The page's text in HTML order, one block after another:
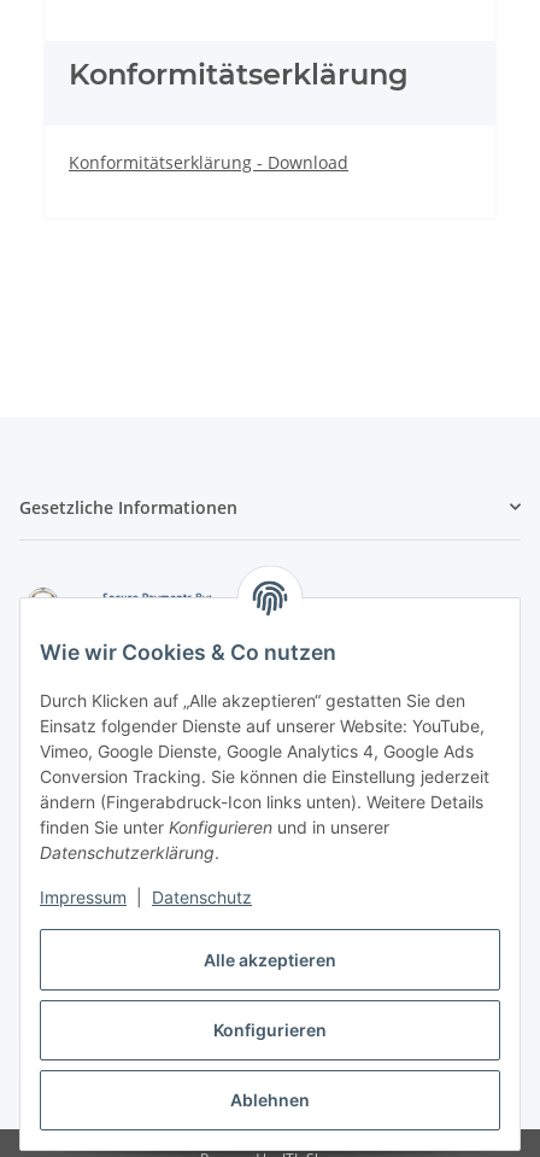
Alle akzeptieren
Konfigurieren
Ablehnen
Wie wir Cookies & Co nutzen
Durch Klicken auf „Alle akzeptieren“ gestatten Sie den
Einsatz folgender Dienste auf unserer Website: YouTube,
Vimeo, Google Dienste, Google Analytics 4, Google Ads
Conversion Tracking. Sie können die Einstellung jederzeit
ändern (Fingerabdruck-Icon links unten). Weitere Details
finden Sie unter Konfigurieren und in unserer
Datenschutzerklärung.
Impressum Datenschutz
Konformitätserklärung
Konformitätserklärung - Download
Gesetzliche Informationen
Vorkasse per Überweisung
Zahlung per PayPal
Zahlung per Google Pay (PayPal)
Zahlung per Apple Pay (PayPal)
Zahlung per amazon payments
FAQ
Weitere Informationen
Vertrag widerrufen
* Alle Preise inkl. gesetzlicher USt., zzgl.Versand